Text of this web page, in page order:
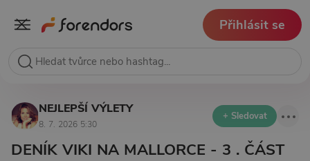
Přihlásit se
NEJLEPŠÍ VÝLETY
8. 7. 2026 5:30
+ Sledovat
DENÍK VIKI NA MALLORCE - 3 . ČÁST